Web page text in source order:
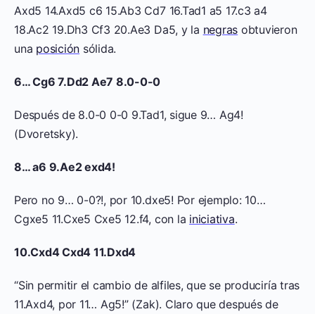
Axd5 14.Axd5 c6 15.Ab3 Cd7 16.Tad1 a5 17.c3 a4
18.Ac2 19.Dh3 Cf3 20.Ae3 Da5, y la negras obtuvieron
una posición sólida.
6… Cg6 7.Dd2 Ae7 8.0-0-0
Después de 8.0-0 0-0 9.Tad1, sigue 9… Ag4!
(Dvoretsky).
8… a6 9.Ae2 exd4!
Pero no 9… 0-0?!, por 10.dxe5! Por ejemplo: 10…
Cgxe5 11.Cxe5 Cxe5 12.f4, con la iniciativa.
10.Cxd4 Cxd4 11.Dxd4
“Sin permitir el cambio de alfiles, que se produciría tras
11.Axd4, por 11… Ag5!” (Zak). Claro que después de